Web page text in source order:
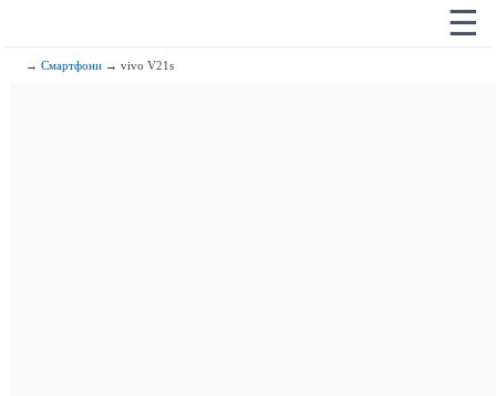
☰
→Смартфони → vivo V21s